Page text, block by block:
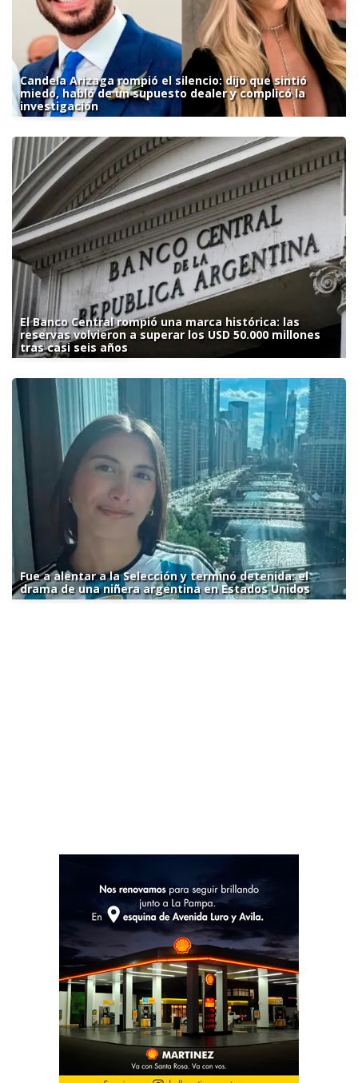
Candela Arizaga rompió el silencio: dijo que sintió
miedo, habló de un supuesto dealer y complicó la
investigación
El Banco Central rompió una marca histórica: las
reservas volvieron a superar los USD 50.000 millones
tras casi seis años
Fue a alentar a la Selección y terminó detenida: el
drama de una niñera argentina en Estados Unidos